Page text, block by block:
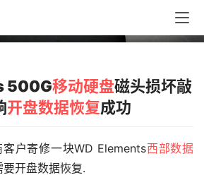
功
500G移动硬盘磁头损坏敲
开盘数据恢复成功
户寄修一块WD Elements西部数据
开盘数据恢复.